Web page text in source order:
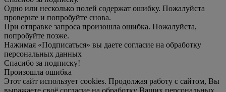
Одно или несколько полей содержат ошибку. Пожалуйста
проверьте и попробуйте снова.
При отправке запроса произошла ошибка. Пожалуйста,
попробуйте позже.
Нажимая «Подписаться» вы даете согласие на обработку
персональных данных
Спасибо за подписку!
Произошла ошибка
Этот сайт использует cookies. Продолжая работу с сайтом, Вы